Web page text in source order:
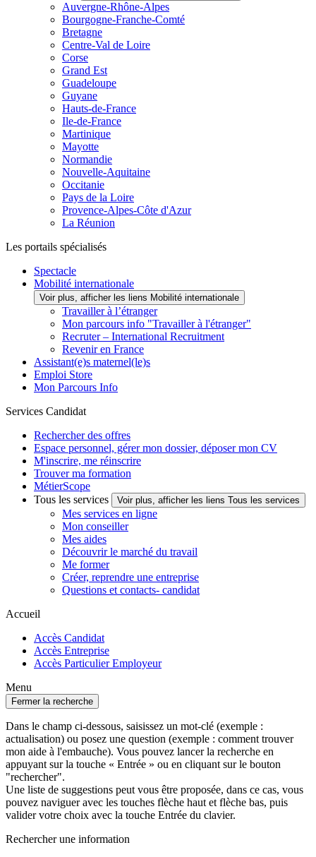
Auvergne-Rhône-Alpes
Bourgogne-Franche-Comté
Bretagne
Centre-Val de Loire
Corse
Grand Est
Guadeloupe
Guyane
Hauts-de-France
Ile-de-France
Martinique
Mayotte
Normandie
Nouvelle-Aquitaine
Occitanie
Pays de la Loire
Provence-Alpes-Côte d'Azur
La Réunion
Les portails spécialisés
Spectacle
Mobilité internationale
Voir plus, afficher les liens Mobilité internationale
Travailler à l’étranger
Mon parcours info "Travailler à l'étranger"
Recruter – International Recruitment
Revenir en France
Assistant(e)s maternel(le)s
Emploi Store
Mon Parcours Info
Services Candidat
Rechercher des offres
Espace personnel, gérer mon dossier, déposer mon CV
M'inscrire, me réinscrire
Trouver ma formation
MétierScope
Tous les services
Voir plus, afficher les liens Tous les services
Mes services en ligne
Mon conseiller
Mes aides
Découvrir le marché du travail
Me former
Créer, reprendre une entreprise
Questions et contacts- candidat
Accueil
Accès Candidat
Accès Entreprise
Accès Particulier Employeur
Menu
Fermer la recherche
Dans le champ ci-dessous, saisissez un mot-clé (exemple :
actualisation) ou posez une question (exemple : comment trouver
mon aide à l'embauche). Vous pouvez lancer la recherche en
appuyant sur la touche « Entrée » ou en cliquant sur le bouton
"rechercher".
Une liste de suggestions peut vous être proposée, dans ce cas, vous
pouvez naviguer avec les touches flèche haut et flèche bas, puis
valider votre choix avec la touche Entrée du clavier.
Rechercher une information